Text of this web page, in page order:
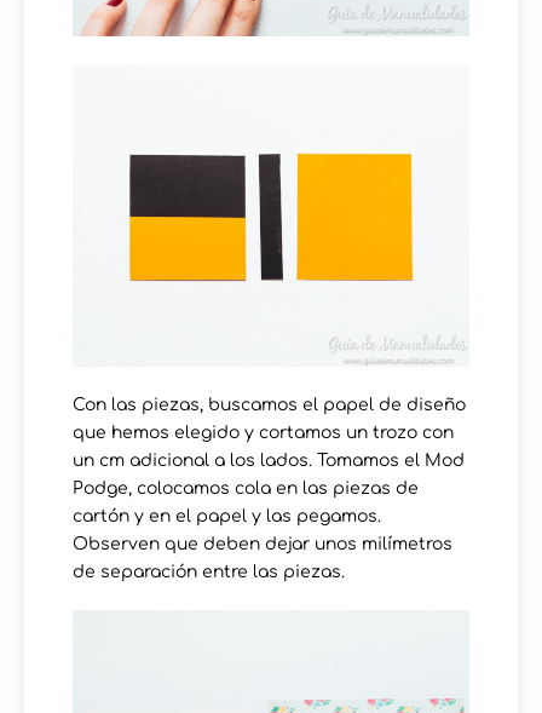
Con las piezas, buscamos el papel de diseño
que hemos elegido y cortamos un trozo con
un cm adicional a los lados. Tomamos el Mod
Podge, colocamos cola en las piezas de
cartón y en el papel y las pegamos.
Observen que deben dejar unos milímetros
de separación entre las piezas.